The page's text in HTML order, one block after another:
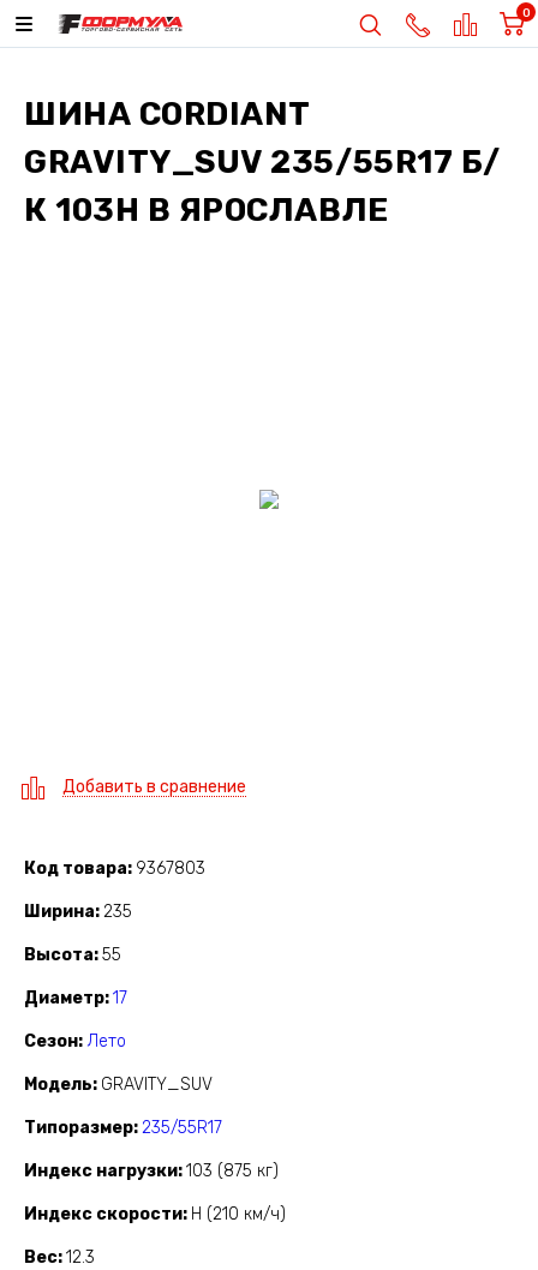
0
ШИНА CORDIANT
GRAVITY_SUV 235/55R17 Б/
К 103H В ЯРОСЛАВЛЕ
Добавить в сравнение
Код товара 9367803
Ширина 235
Высота 55
Диаметр 17
Сезон Лето
Модель GRAVITY_SUV
Типоразмер 235/55R17
Индекс нагрузки 103 (875 кг)
Индекс скорости H (210 км/ч)
Вес 12.3